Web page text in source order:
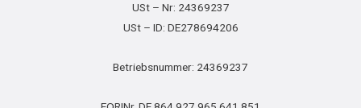
USt – Nr: 24369237
USt – ID: DE278694206
Betriebsnummer: 24369237